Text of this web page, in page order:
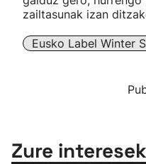
"Helmuga"
zailtasunak izan
Eusko Label Winter
Zure